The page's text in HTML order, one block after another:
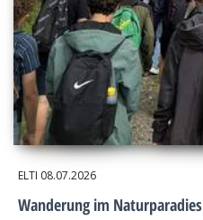
ELTI 08.07.2026
Wanderung im Naturparadies